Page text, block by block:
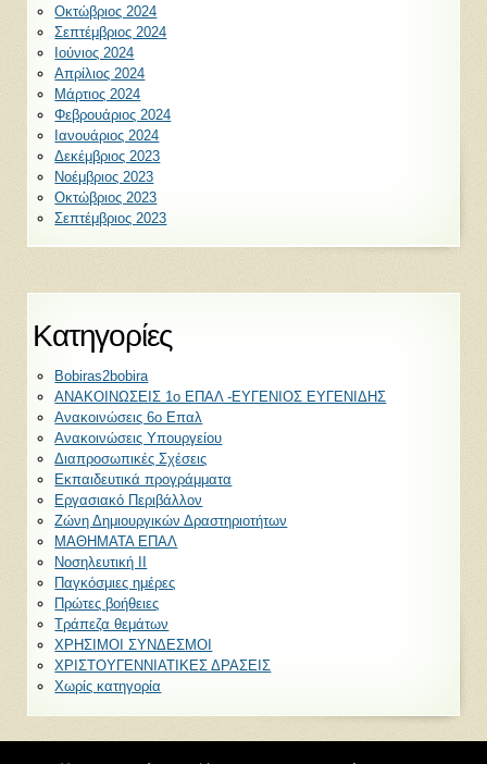
Οκτώβριος 2024
Σεπτέμβριος 2024
Ιούνιος 2024
Απρίλιος 2024
Μάρτιος 2024
Φεβρουάριος 2024
Ιανουάριος 2024
Δεκέμβριος 2023
Νοέμβριος 2023
Οκτώβριος 2023
Σεπτέμβριος 2023
Kατηγορίες
Bobiras2bobira
ΑΝΑΚΟΙΝΩΣΕΙΣ 1ο ΕΠΑΛ -ΕΥΓΕΝΙΟΣ ΕΥΓΕΝΙΔΗΣ
Ανακοινώσεις 6ο Επαλ
Ανακοινώσεις Υπουργείου
Διαπροσωπικές Σχέσεις
Εκπαιδευτικά προγράμματα
Εργασιακό Περιβάλλον
Ζώνη Δημιουργικών Δραστηριοτήτων
ΜΑΘΗΜΑΤΑ ΕΠΑΛ
Νοσηλευτική ΙΙ
Παγκόσμιες ημέρες
Πρώτες βοήθειες
Τράπεζα θεμάτων
ΧΡΗΣΙΜΟΙ ΣΥΝΔΕΣΜΟΙ
ΧΡΙΣΤΟΥΓΕΝΝΙΑΤΙΚΕΣ ΔΡΑΣΕΙΣ
Χωρίς κατηγορία